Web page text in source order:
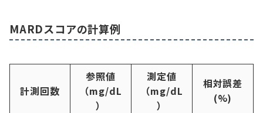
MARDスコアの計算例
計測回数
参照値
（mg/dL
）
測定値
（mg/dL
）
相対誤差
(%)